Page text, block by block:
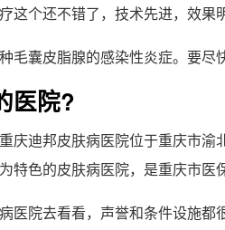
这个还不错了，技术先进，效果
毛囊皮脂腺的感染性炎症。要尽
医院?
庆迪邦皮肤病医院位于重庆市
特色的皮肤病医院，是重庆市医
医院去看看，声誉和条件设施都